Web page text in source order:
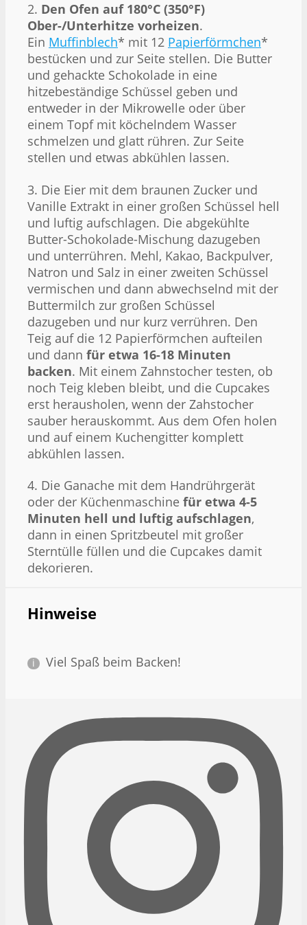
2. Den Ofen auf 180°C (350°F)
Ober-/Unterhitze vorheizen.
Ein Muffinblech* mit 12 Papierförmchen*
bestücken und zur Seite stellen. Die Butter
und gehackte Schokolade in eine
hitzebeständige Schüssel geben und
entweder in der Mikrowelle oder über
einem Topf mit köchelndem Wasser
schmelzen und glatt rühren. Zur Seite
stellen und etwas abkühlen lassen.
3. Die Eier mit dem braunen Zucker und
Vanille Extrakt in einer großen Schüssel hell
und luftig aufschlagen. Die abgekühlte
Butter-Schokolade-Mischung dazugeben
und unterrühren. Mehl, Kakao, Backpulver,
Natron und Salz in einer zweiten Schüssel
vermischen und dann abwechselnd mit der
Buttermilch zur großen Schüssel
dazugeben und nur kurz verrühren. Den
Teig auf die 12 Papierförmchen aufteilen
und dann für etwa 16-18 Minuten
backen. Mit einem Zahnstocher testen, ob
noch Teig kleben bleibt, und die Cupcakes
erst herausholen, wenn der Zahstocher
sauber herauskommt. Aus dem Ofen holen
und auf einem Kuchengitter komplett
abkühlen lassen.
4. Die Ganache mit dem Handrührgerät
oder der Küchenmaschine für etwa 4-5
Minuten hell und luftig aufschlagen,
dann in einen Spritzbeutel mit großer
Sterntülle füllen und die Cupcakes damit
dekorieren.
Hinweise
Viel Spaß beim Backen!